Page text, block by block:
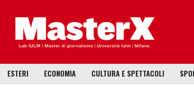
ESTERI ECONOMIA CULTURA E SPETTACOLI